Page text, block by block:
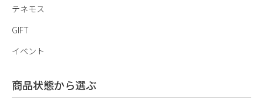
テネモス
GIFT
イベント
商品状態から選ぶ